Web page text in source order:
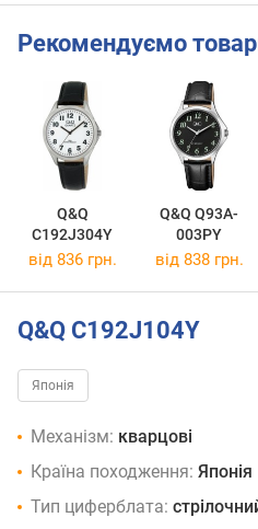
Рекомендуємо
Q&Q
C192J304Y
Q&Q Q93A-
003PY
від 836 грн. від 838 грн.
Q&Q C192J104Y
Японія
Механізм: кварцові
Країна походження: Японія
Тип циферблата: